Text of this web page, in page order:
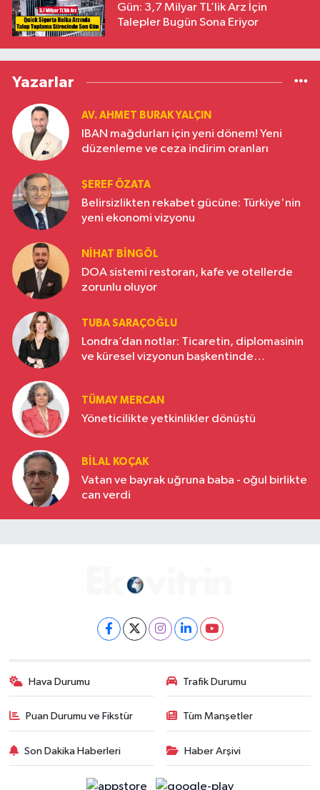
Gün: 3,7 Milyar TL’lik Arz İçin
Talepler Bugün Sona Eriyor
Yazarlar
AV. AHMET BURAK YALÇIN
IBAN mağdurları için yeni dönem! Yeni
düzenleme ve ceza indirim oranları
ŞEREF ÖZATA
Belirsizlikten rekabet gücüne: Türkiye'nin
yeni ekonomi vizyonu
NIHAT BINGÖL
DOA sistemi restoran, kafe ve otellerde
zorunlu oluyor
TUBA SARAÇOĞLU
Londra’dan notlar: Ticaretin, diplomasinin
ve küresel vizyonun başkentinde
TÜMAY MERCAN
Yöneticilikte yetkinlikler dönüştü
BILAL KOÇAK
Vatan ve bayrak uğruna baba - oğul birlikte
can verdi
Hava Durumu Trafik Durumu
Puan Durumu ve Fikstür Tüm Manşetler
Son Dakika Haberleri Haber Arşivi